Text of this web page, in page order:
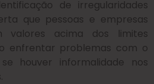
de irregularidades
que pessoas e empresas
valores acima dos limites
enfrentar problemas com o
houver informalidade nos